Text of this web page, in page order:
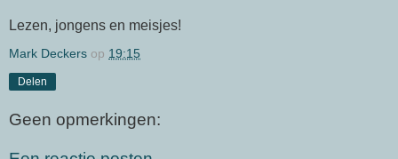
Lezen, jongens en meisjes!
Mark Deckers op 19:15
Delen
Geen opmerkingen: